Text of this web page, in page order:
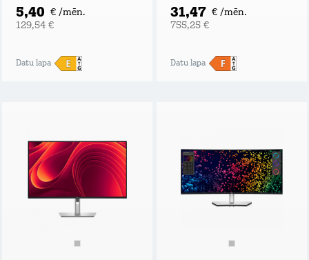
5,40 € /mēn.
129,54 €
Datu lapa
31,47 € /mēn.
755,25 €
Datu lapa